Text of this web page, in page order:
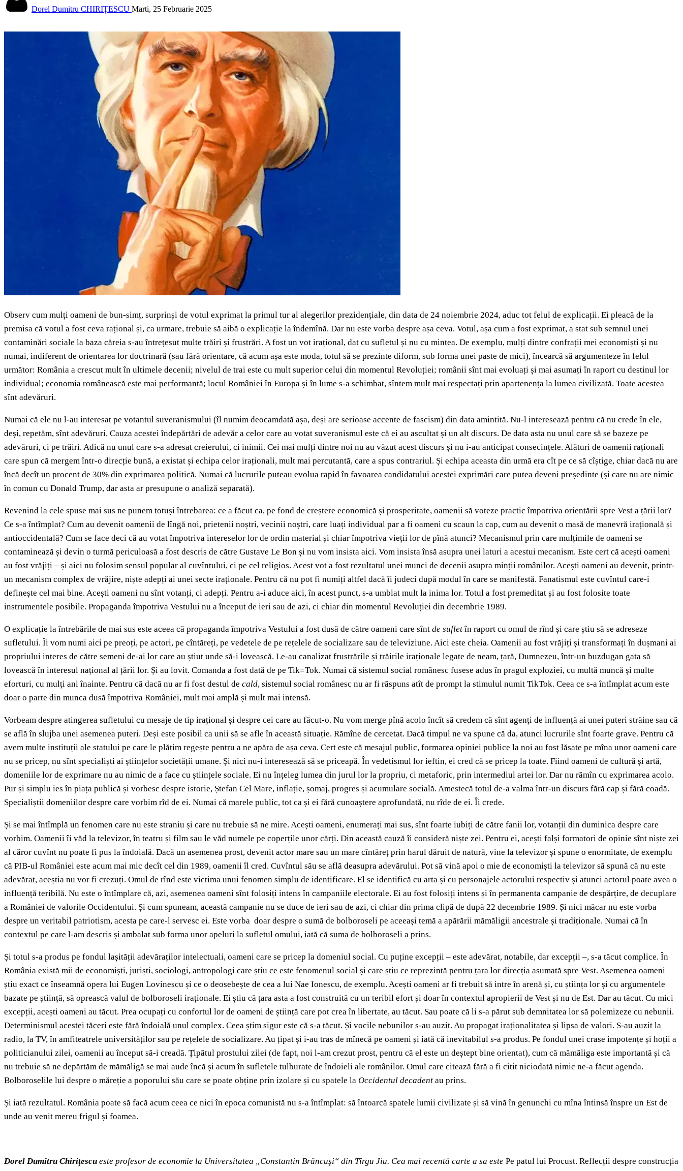
Dorel Dumitru CHIRIȚESCU Marti, 25 Februarie 2025
Observ cum mulți oameni de bun-simț, surprinși de votul exprimat la primul tur al alegerilor prezidențiale, din data de 24 noiembrie 2024, aduc tot felul de explicații. Ei pleacă de la
premisa că votul a fost ceva rațional și, ca urmare, trebuie să aibă o explicație la îndemînă. Dar nu este vorba despre așa ceva. Votul, așa cum a fost exprimat, a stat sub semnul unei
contaminări sociale la baza căreia s-au întrețesut multe trăiri și frustrări. A fost un vot irațional, dat cu sufletul și nu cu mintea. De exemplu, mulți dintre confrații mei economiști și nu
numai, indiferent de orientarea lor doctrinară (sau fără orientare, că acum așa este moda, totul să se prezinte diform, sub forma unei paste de mici), încearcă să argumenteze în felul
următor: România a crescut mult în ultimele decenii; nivelul de trai este cu mult superior celui din momentul Revoluției; românii sînt mai evoluați și mai asumați în raport cu destinul lor
individual; economia românească este mai performantă; locul României în Europa și în lume s-a schimbat, sîntem mult mai respectați prin apartenența la lumea civilizată. Toate acestea
sînt adevăruri.
Numai că ele nu l-au interesat pe votantul suveranismului (îl numim deocamdată așa, deși are serioase accente de fascism) din data amintită. Nu-l interesează pentru că nu crede în ele,
deși, repetăm, sînt adevăruri. Cauza acestei îndepărtări de adevăr a celor care au votat suveranismul este că ei au ascultat și un alt discurs. De data asta nu unul care să se bazeze pe
adevăruri, ci pe trăiri. Adică nu unul care s-a adresat creierului, ci inimii. Cei mai mulți dintre noi nu au văzut acest discurs și nu i-au anticipat consecințele. Alături de oamenii raționali
care spun că mergem într-o direcție bună, a existat și echipa celor iraționali, mult mai percutantă, care a spus contrariul. Și echipa aceasta din urmă era cît pe ce să cîștige, chiar dacă nu are
încă decît un procent de 30% din exprimarea politică. Numai că lucrurile puteau evolua rapid în favoarea candidatului acestei exprimări care putea deveni președinte (și care nu are nimic
în comun cu Donald Trump, dar asta ar presupune o analiză separată).
Revenind la cele spuse mai sus ne punem totuși întrebarea: ce a făcut ca, pe fond de creștere economică și prosperitate, oamenii să voteze practic împotriva orientării spre Vest a țării lor?
Ce s-a întîmplat? Cum au devenit oamenii de lîngă noi, prietenii noștri, vecinii noștri, care luați individual par a fi oameni cu scaun la cap, cum au devenit o masă de manevră irațională și
antioccidentală? Cum se face deci că au votat împotriva intereselor lor de ordin material și chiar împotriva vieții lor de pînă atunci? Mecanismul prin care mulțimile de oameni se
contaminează și devin o turmă periculoasă a fost descris de către Gustave Le Bon și nu vom insista aici. Vom insista însă asupra unei laturi a acestui mecanism. Este cert că acești oameni
au fost vrăjiți – și aici nu folosim sensul popular al cuvîntului, ci pe cel religios. Acest vot a fost rezultatul unei munci de decenii asupra minții românilor. Acești oameni au devenit, printr-
un mecanism complex de vrăjire, niște adepți ai unei secte iraționale. Pentru că nu pot fi numiți altfel dacă îi judeci după modul în care se manifestă. Fanatismul este cuvîntul care-i
definește cel mai bine. Acești oameni nu sînt votanți, ci adepți. Pentru a-i aduce aici, în acest punct, s-a umblat mult la inima lor. Totul a fost premeditat și au fost folosite toate
instrumentele posibile. Propaganda împotriva Vestului nu a început de ieri sau de azi, ci chiar din momentul Revoluției din decembrie 1989.
O explicație la întrebările de mai sus este aceea că propaganda împotriva Vestului a fost dusă de către oameni care sînt de sufletîn raport cu omul de rînd și care știu să se adreseze
sufletului. Îi vom numi aici pe preoți, pe actori, pe cîntăreți, pe vedetele de pe rețelele de socializare sau de televiziune. Aici este cheia. Oamenii au fost vrăjiți și transformați în dușmani ai
propriului interes de către semeni de-ai lor care au știut unde să-i lovească. Le-au canalizat frustrările și trăirile iraționale legate de neam, țară, Dumnezeu, într-un buzdugan gata să
lovească în interesul național al țării lor. Și au lovit. Comanda a fost dată de pe Tik=Tok. Numai că sistemul social românesc fusese adus în pragul exploziei, cu multă muncă și multe
eforturi, cu mulți ani înainte. Pentru că dacă nu ar fi fost destul de cald, sistemul social românesc nu ar fi răspuns atît de prompt la stimulul numit TikTok. Ceea ce s-a întîmplat acum este
doar o parte din munca dusă împotriva României, mult mai amplă și mult mai intensă.
Vorbeam despre atingerea sufletului cu mesaje de tip irațional și despre cei care au făcut-o. Nu vom merge pînă acolo încît să credem că sînt agenți de influență ai unei puteri străine sau că
se află în slujba unei asemenea puteri. Deși este posibil ca unii să se afle în această situație. Rămîne de cercetat. Dacă timpul ne va spune că da, atunci lucrurile sînt foarte grave. Pentru că
avem multe instituții ale statului pe care le plătim regește pentru a ne apăra de așa ceva. Cert este că mesajul public, formarea opiniei publice la noi au fost lăsate pe mîna unor oameni care
nu se pricep, nu sînt specialiști ai științelor societății umane. Și nici nu-i interesează să se priceapă. În vedetismul lor ieftin, ei cred că se pricep la toate. Fiind oameni de cultură și artă,
domeniile lor de exprimare nu au nimic de a face cu științele sociale. Ei nu înțeleg lumea din jurul lor la propriu, ci metaforic, prin intermediul artei lor. Dar nu rămîn cu exprimarea acolo.
Pur și simplu ies în piața publică și vorbesc despre istorie, Ștefan Cel Mare, inflație, șomaj, progres și acumulare socială. Amestecă totul de-a valma într-un discurs fără cap și fără coadă.
Specialiștii domeniilor despre care vorbim rîd de ei. Numai că marele public, tot ca și ei fără cunoaștere aprofundată, nu rîde de ei. Îi crede.
Și se mai întîmplă un fenomen care nu este straniu și care nu trebuie să ne mire. Acești oameni, enumerați mai sus, sînt foarte iubiți de către fanii lor, votanții din duminica despre care
vorbim. Oamenii îi văd la televizor, în teatru și film sau le văd numele pe coperțile unor cărți. Din această cauză îi consideră niște zei. Pentru ei, acești falși formatori de opinie sînt niște zei
al căror cuvînt nu poate fi pus la îndoială. Dacă un asemenea prost, devenit actor mare sau un mare cîntăreț prin harul dăruit de natură, vine la televizor și spune o enormitate, de exemplu
că PIB-ul României este acum mai mic decît cel din 1989, oamenii îl cred. Cuvîntul său se află deasupra adevărului. Pot să vină apoi o mie de economiști la televizor să spună că nu este
adevărat, aceștia nu vor fi crezuți. Omul de rînd este victima unui fenomen simplu de identificare. El se identifică cu arta și cu personajele actorului respectiv și atunci actorul poate avea o
influență teribilă. Nu este o întîmplare că, azi, asemenea oameni sînt folosiți intens în campaniile electorale. Ei au fost folosiți intens și în permanenta campanie de despărțire, de decuplare
a României de valorile Occidentului. Și cum spuneam, această campanie nu se duce de ieri sau de azi, ci chiar din prima clipă de după 22 decembrie 1989. Și nici măcar nu este vorba
despre un veritabil patriotism, acesta pe care-l servesc ei. Este vorba doar despre o sumă de bolboroseli pe aceeași temă a apărării mămăligii ancestrale și tradiționale. Numai că în
contextul pe care l-am descris și ambalat sub forma unor apeluri la sufletul omului, iată că suma de bolboroseli a prins.
Și totul s-a produs pe fondul lașității adevăraților intelectuali, oameni care se pricep la domeniul social. Cu puține excepții – este adevărat, notabile, dar excepții –, s-a tăcut complice. În
România există mii de economiști, juriști, sociologi, antropologi care știu ce este fenomenul social și care știu ce reprezintă pentru țara lor direcția asumată spre Vest. Asemenea oameni
știu exact ce înseamnă opera lui Eugen Lovinescu și ce o deosebește de cea a lui Nae Ionescu, de exemplu. Acești oameni ar fi trebuit să intre în arenă și, cu știința lor și cu argumentele
bazate pe știință, să oprească valul de bolboroseli iraționale. Ei știu că țara asta a fost construită cu un teribil efort și doar în contextul apropierii de Vest și nu de Est. Dar au tăcut. Cu mici
excepții, acești oameni au tăcut. Prea ocupați cu confortul lor de oameni de știință care pot crea în libertate, au tăcut. Sau poate că li s-a părut sub demnitatea lor să polemizeze cu nebunii.
Determinismul acestei tăceri este fără îndoială unul complex. Ceea știm sigur este că s-a tăcut. Și vocile nebunilor s-au auzit. Au propagat iraționalitatea și lipsa de valori. S-au auzit la
radio, la TV, în amfiteatrele universităților sau pe rețelele de socializare. Au țipat și i-au tras de mînecă pe oameni și iată că inevitabilul s-a produs. Pe fondul unei crase impotențe și hoții a
politicianului zilei, oamenii au început să-i creadă. Țipătul prostului zilei (de fapt, noi l-am crezut prost, pentru că el este un deștept bine orientat), cum că mămăliga este importantă și că
nu trebuie să ne depărtăm de mămăligă se mai aude încă și acum în sufletele tulburate de îndoieli ale românilor. Omul care citează fără a fi citit niciodată nimic ne-a făcut agenda.
Bolboroselile lui despre o măreție a poporului său care se poate obține prin izolare și cu spatele la Occidentul decadent au prins.
Și iată rezultatul. România poate să facă acum ceea ce nici în epoca comunistă nu s-a întîmplat: să întoarcă spatele lumii civilizate și să vină în genunchi cu mîna întinsă înspre un Est de
unde au venit mereu frigul și foamea.
Dorel Dumitru Chirițescu este profesor de economie la Universitatea „Constantin Brâncuşi“ din Tîrgu Jiu. Cea mai recentă carte a sa este Pe patul lui Procust. Reflecții despre construcția